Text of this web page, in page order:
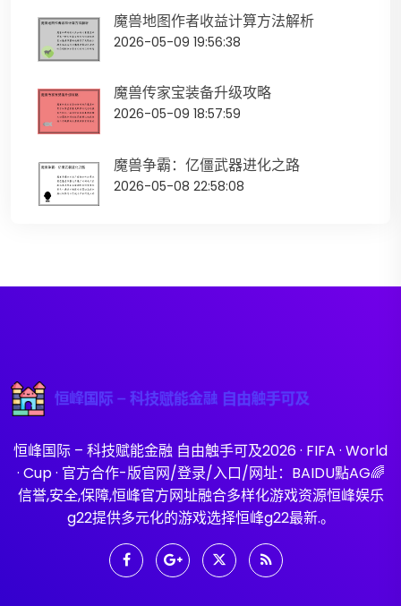
魔兽地图作者收益计算方法解析
2026-05-09 19:56:38
魔兽传家宝装备升级攻略
2026-05-09 18:57:59
魔兽争霸：亿僵武器进化之路
2026-05-08 22:58:08
恒峰国际 – 科技赋能金融 自由触手可及2026 · FIFA · World
· Cup · 官方合作-版官网/登录/入口/网址：BAIDU點AG🌈
信誉,安全,保障,恒峰官方网址融合多样化游戏资源恒峰娱乐
g22提供多元化的游戏选择恒峰g22最新.。